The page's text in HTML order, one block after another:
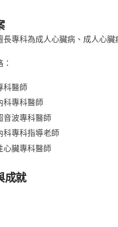
長專科為成人心臟病、成人心
科醫師
科專科醫師
音波專科醫師
科專科指導老師
心臟專科醫師
成就